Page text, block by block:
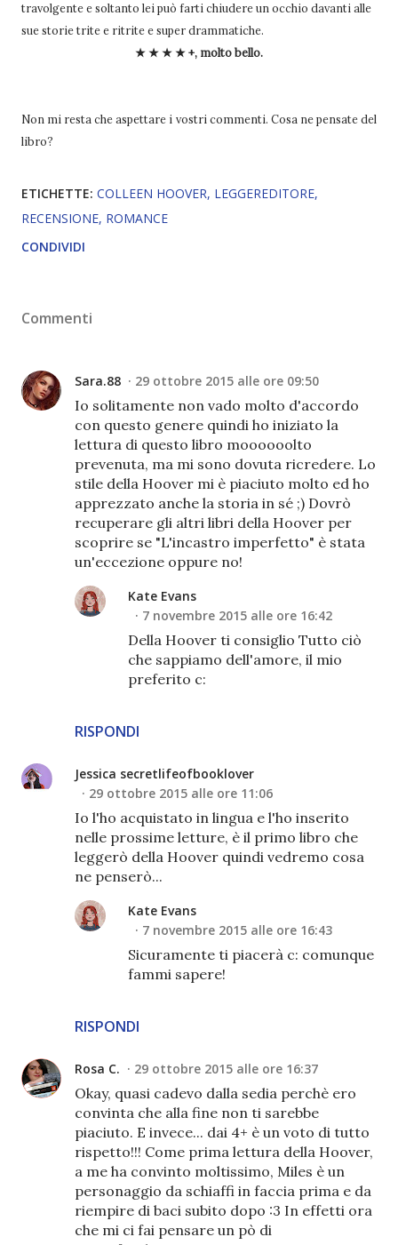
travolgente e soltanto lei può farti chiudere un occhio davanti alle
sue storie trite e ritrite e super drammatiche.
★ ★ ★ ★ +, molto bello.
Non mi resta che aspettare i vostri commenti. Cosa ne pensate del
libro?
ETICHETTE: COLLEEN HOOVER LEGGEREDITORE
RECENSIONE ROMANCE
CONDIVIDI
Commenti
Sara.88 29 ottobre 2015 alle ore 09:50
Io solitamente non vado molto d'accordo
con questo genere quindi ho iniziato la
lettura di questo libro moooooolto
prevenuta, ma mi sono dovuta ricredere. Lo
stile della Hoover mi è piaciuto molto ed ho
apprezzato anche la storia in sé ;) Dovrò
recuperare gli altri libri della Hoover per
scoprire se "L'incastro imperfetto" è stata
un'eccezione oppure no!
RISPONDI
Kate Evans
7 novembre 2015 alle ore 16:42
Della Hoover ti consiglio Tutto ciò
che sappiamo dell'amore, il mio
preferito c:
Jessica secretlifeofbooklover
29 ottobre 2015 alle ore 11:06
Io l'ho acquistato in lingua e l'ho inserito
nelle prossime letture, è il primo libro che
leggerò della Hoover quindi vedremo cosa
ne penserò...
RISPONDI
Kate Evans
7 novembre 2015 alle ore 16:43
Sicuramente ti piacerà c: comunque
fammi sapere!
Rosa C. 29 ottobre 2015 alle ore 16:37
Okay, quasi cadevo dalla sedia perchè ero
convinta che alla fine non ti sarebbe
piaciuto. E invece... dai 4+ è un voto di tutto
rispetto!!! Come prima lettura della Hoover,
a me ha convinto moltissimo, Miles è un
personaggio da schiaffi in faccia prima e da
riempire di baci subito dopo :3 In effetti ora
che mi ci fai pensare un pò di